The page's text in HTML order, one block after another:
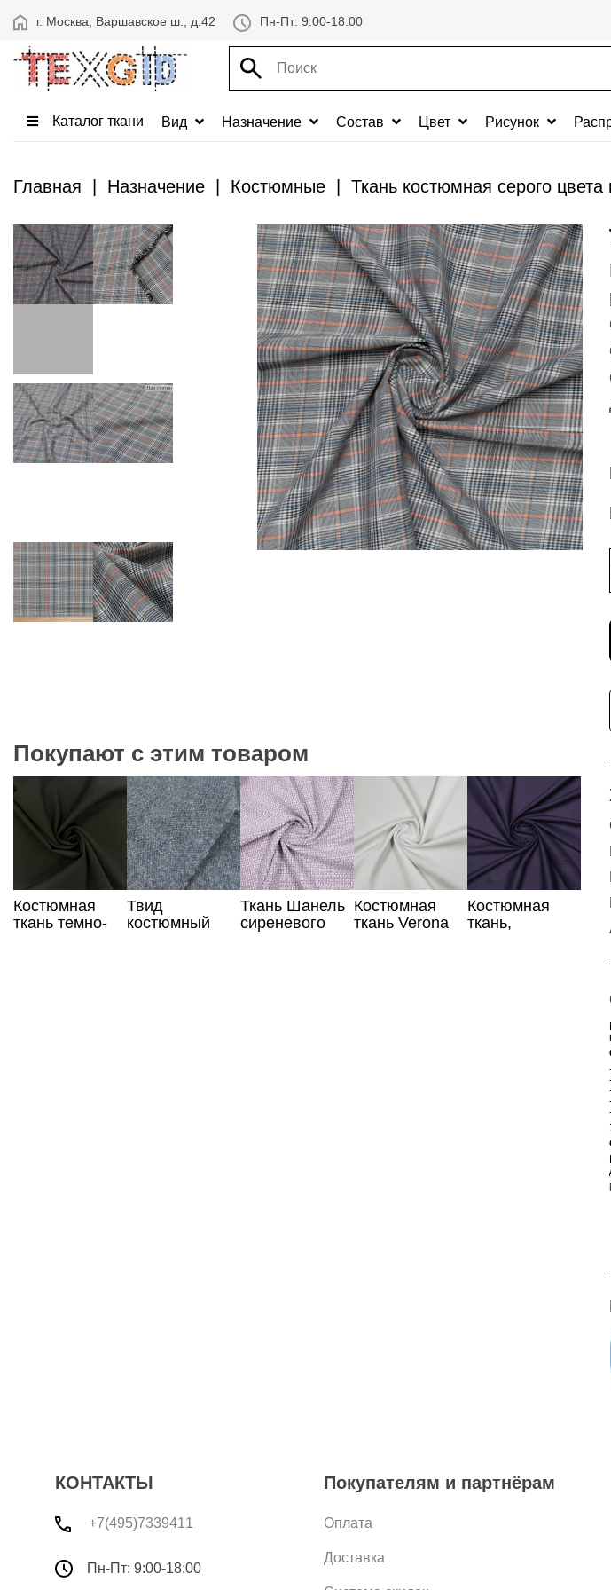
г. Москва, Варшавское ш., д.42 Пн-Пт: 9:00-18:00
Каталог ткани Вид Назначение Состав Цвет Рисунок
Главная Назначение Костюмные Ткань костюмная серого цвета
Покупают с этим товаром
Костюмная
ткань темно-
Твид
костюмный
Ткань Шанель
сиреневого
Костюмная
ткань Verona
Костюмная
ткань,
КОНТАКТЫ
+7(495)7339411
Пн-Пт: 9:00-18:00
Покупателям и партнёрам
Оплата
Доставка